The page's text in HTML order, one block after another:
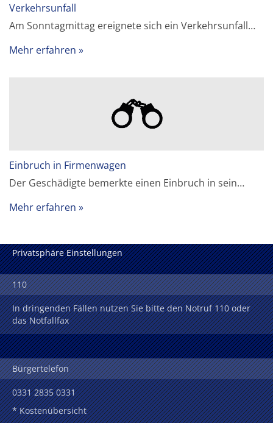
Verkehrsunfall
Am Sonntagmittag ereignete sich ein Verkehrsunfall…
Mehr erfahren
Einbruch in Firmenwagen
Der Geschädigte bemerkte einen Einbruch in sein…
Mehr erfahren
Privatsphäre Einstellungen
110
In dringenden Fällen nutzen Sie bitte den Notruf 110 oder
das Notfallfax
Bürgertelefon
0331 2835 0331
* Kostenübersicht